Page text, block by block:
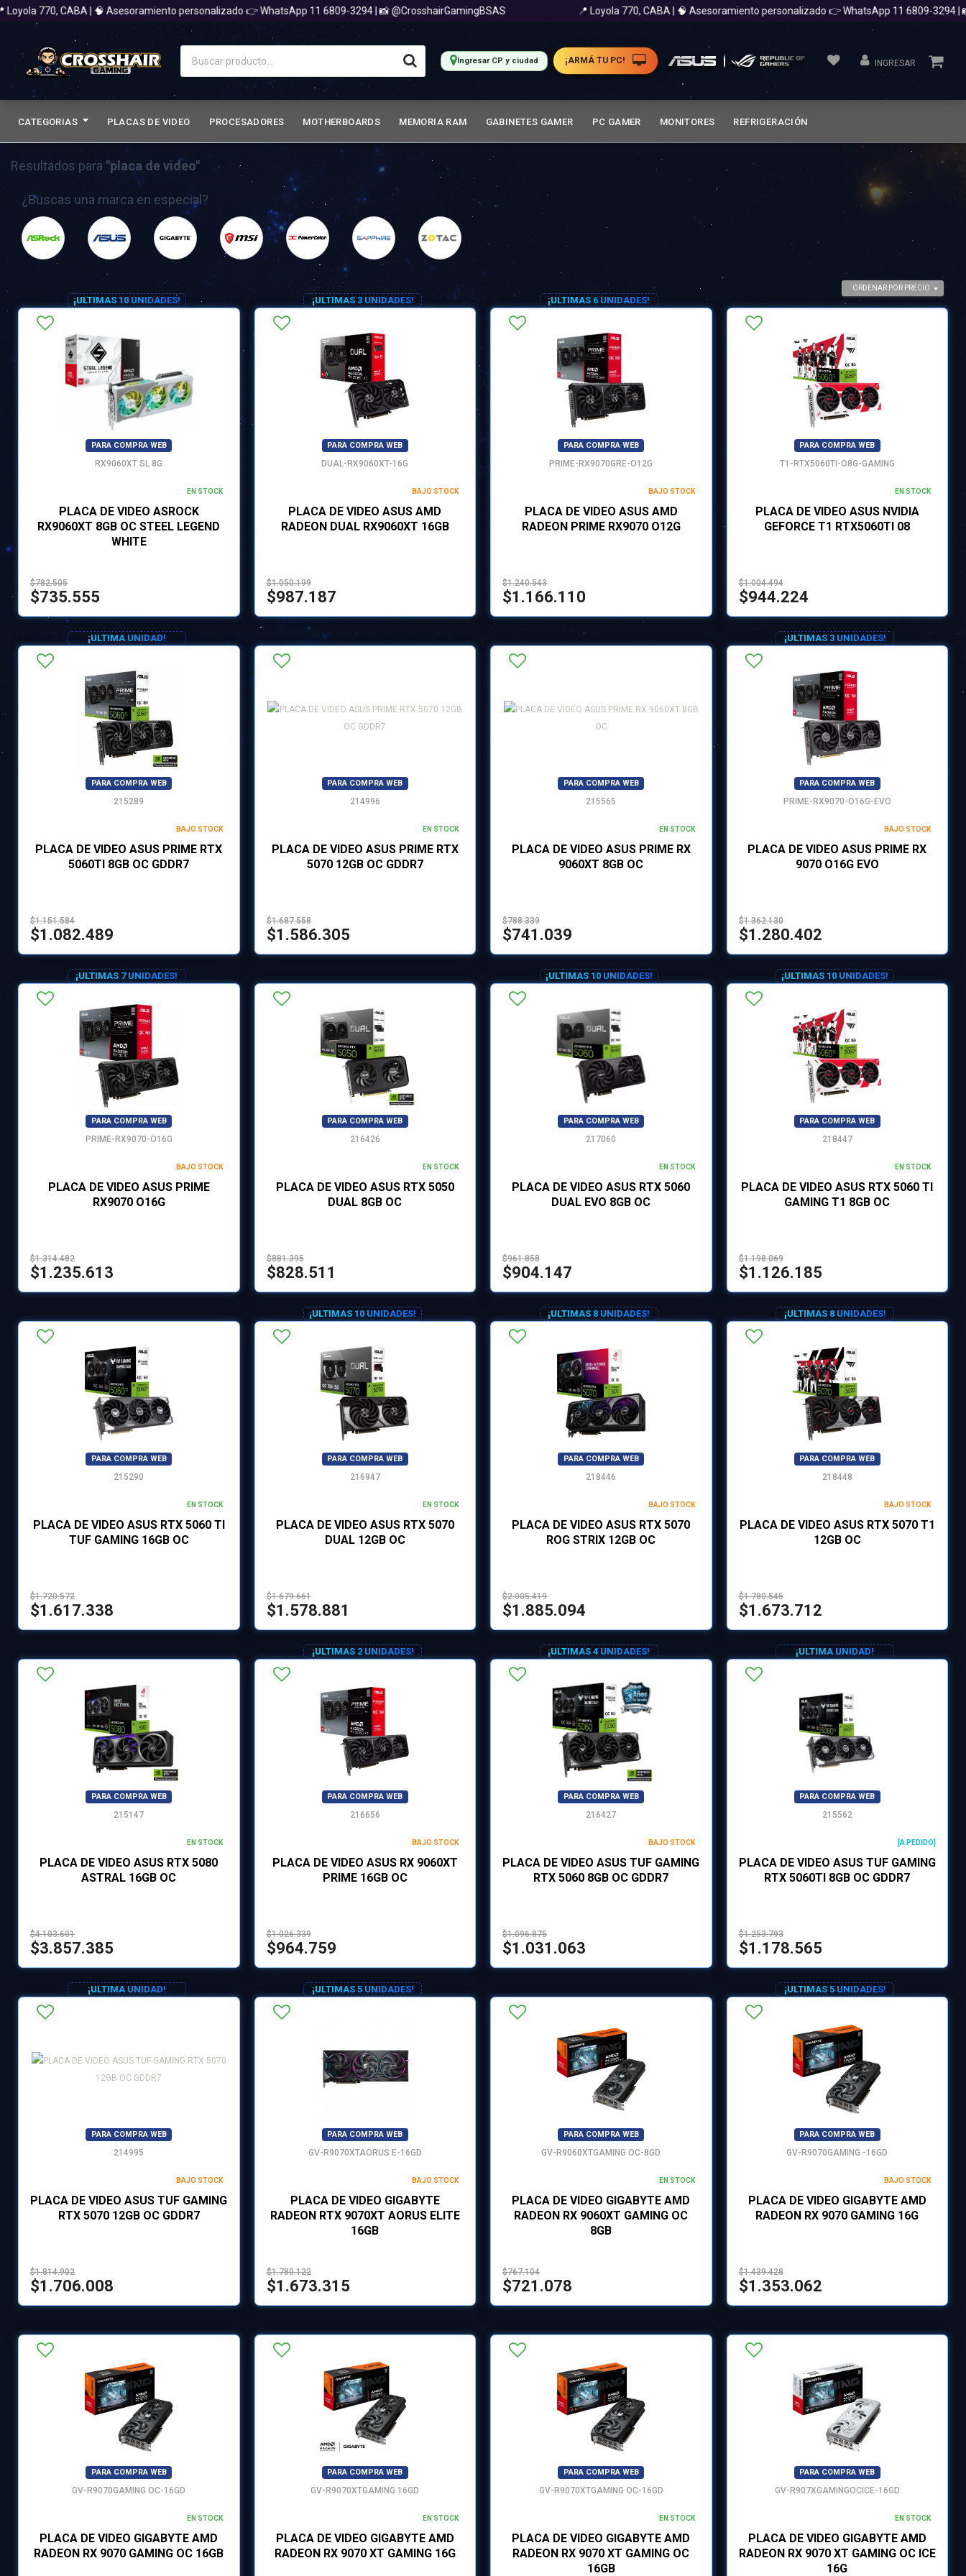
CABA | 🧠 Asesoramiento personalizado 👉 WhatsApp 11 6809-3294 | 📸 @CrosshairGamingBSAS 📍 Loyola 770, CABA | 🧠 Asesoramiento personalizado 👉 WhatsApp 11 6809-3294 | 📸
Ingresar CP y ciudad ¡ARMÁ TU PC! INGRESAR
CATEGORIAS PLACAS DE VIDEO PROCESADORES MOTHERBOARDS MEMORIA RAM GABINETES GAMER PC GAMER MONITORES REFRIGERACIÓN
Resultados para "placa de video"
¿Buscas una marca en especial?
ORDENAR POR PRECIO
PARA COMPRA WEB
¡ULTIMAS 10 UNIDADES!
RX9060XT SL 8G
EN STOCK
PLACA DE VIDEO ASROCK
RX9060XT 8GB OC STEEL LEGEND
WHITE
$782.505
$735.555
PARA COMPRA WEB
¡ULTIMAS 3 UNIDADES!
DUAL-RX9060XT-16G
BAJO STOCK
PLACA DE VIDEO ASUS AMD
RADEON DUAL RX9060XT 16GB
$1.050.199
$987.187
PARA COMPRA WEB
¡ULTIMAS 6 UNIDADES!
PRIME-RX9070GRE-O12G
BAJO STOCK
PLACA DE VIDEO ASUS AMD
RADEON PRIME RX9070 O12G
$1.240.543
$1.166.110
PARA COMPRA WEB
T1-RTX5060TI-O8G-GAMING
EN STOCK
PLACA DE VIDEO ASUS NVIDIA
GEFORCE T1 RTX5060TI 08
$1.004.494
$944.224
PARA COMPRA WEB
¡ULTIMA UNIDAD!
215289
BAJO STOCK
PLACA DE VIDEO ASUS PRIME RTX
5060TI 8GB OC GDDR7
$1.151.584
$1.082.489
PARA COMPRA WEB
214996
EN STOCK
PLACA DE VIDEO ASUS PRIME RTX
5070 12GB OC GDDR7
$1.687.558
$1.586.305
PARA COMPRA WEB
215565
EN STOCK
PLACA DE VIDEO ASUS PRIME RX
9060XT 8GB OC
$788.339
$741.039
PARA COMPRA WEB
¡ULTIMAS 3 UNIDADES!
PRIME-RX9070-O16G-EVO
BAJO STOCK
PLACA DE VIDEO ASUS PRIME RX
9070 O16G EVO
$1.362.130
$1.280.402
PARA COMPRA WEB
¡ULTIMAS 7 UNIDADES!
PRIME-RX9070-O16G
BAJO STOCK
PLACA DE VIDEO ASUS PRIME
RX9070 O16G
$1.314.482
$1.235.613
PARA COMPRA WEB
216426
EN STOCK
PLACA DE VIDEO ASUS RTX 5050
DUAL 8GB OC
$881.395
$828.511
PARA COMPRA WEB
¡ULTIMAS 10 UNIDADES!
217060
EN STOCK
PLACA DE VIDEO ASUS RTX 5060
DUAL EVO 8GB OC
$961.858
$904.147
PARA COMPRA WEB
¡ULTIMAS 10 UNIDADES!
218447
EN STOCK
PLACA DE VIDEO ASUS RTX 5060 TI
GAMING T1 8GB OC
$1.198.069
$1.126.185
PARA COMPRA WEB
215290
EN STOCK
PLACA DE VIDEO ASUS RTX 5060 TI
TUF GAMING 16GB OC
$1.720.572
$1.617.338
PARA COMPRA WEB
¡ULTIMAS 10 UNIDADES!
216947
EN STOCK
PLACA DE VIDEO ASUS RTX 5070
DUAL 12GB OC
$1.679.661
$1.578.881
PARA COMPRA WEB
¡ULTIMAS 8 UNIDADES!
218446
BAJO STOCK
PLACA DE VIDEO ASUS RTX 5070
ROG STRIX 12GB OC
$2.005.419
$1.885.094
PARA COMPRA WEB
¡ULTIMAS 8 UNIDADES!
218448
BAJO STOCK
PLACA DE VIDEO ASUS RTX 5070 T1
12GB OC
$1.780.545
$1.673.712
PARA COMPRA WEB
215147
EN STOCK
PLACA DE VIDEO ASUS RTX 5080
ASTRAL 16GB OC
$4.103.601
$3.857.385
PARA COMPRA WEB
¡ULTIMAS 2 UNIDADES!
216656
BAJO STOCK
PLACA DE VIDEO ASUS RX 9060XT
PRIME 16GB OC
$1.026.339
$964.759
PARA COMPRA WEB
¡ULTIMAS 4 UNIDADES!
216427
BAJO STOCK
PLACA DE VIDEO ASUS TUF GAMING
RTX 5060 8GB OC GDDR7
$1.096.875
$1.031.063
PARA COMPRA WEB
¡ULTIMA UNIDAD!
215562
[A PEDIDO]
PLACA DE VIDEO ASUS TUF GAMING
RTX 5060TI 8GB OC GDDR7
$1.253.793
$1.178.565
PARA COMPRA WEB
¡ULTIMA UNIDAD!
214995
BAJO STOCK
PLACA DE VIDEO ASUS TUF GAMING
RTX 5070 12GB OC GDDR7
$1.814.902
$1.706.008
PARA COMPRA WEB
¡ULTIMAS 5 UNIDADES!
GV-R9070XTAORUS E-16GD
BAJO STOCK
PLACA DE VIDEO GIGABYTE
RADEON RTX 9070XT AORUS ELITE
16GB
$1.780.122
$1.673.315
PARA COMPRA WEB
GV-R9060XTGAMING OC-8GD
EN STOCK
PLACA DE VIDEO GIGABYTE AMD
RADEON RX 9060XT GAMING OC
8GB
$767.104
$721.078
PARA COMPRA WEB
¡ULTIMAS 5 UNIDADES!
GV-R9070GAMING -16GD
BAJO STOCK
PLACA DE VIDEO GIGABYTE AMD
RADEON RX 9070 GAMING 16G
$1.439.428
$1.353.062
PARA COMPRA WEB
GV-R9070GAMING OC-16GD
EN STOCK
PLACA DE VIDEO GIGABYTE AMD
RADEON RX 9070 GAMING OC 16GB
PARA COMPRA WEB
GV-R9070XTGAMING 16GD
EN STOCK
PLACA DE VIDEO GIGABYTE AMD
RADEON RX 9070 XT GAMING 16G
PARA COMPRA WEB
GV-R9070XTGAMING OC-16GD
EN STOCK
PLACA DE VIDEO GIGABYTE AMD
RADEON RX 9070 XT GAMING OC
16GB
PARA COMPRA WEB
GV-R907XGAMINGOCICE-16GD
EN STOCK
PLACA DE VIDEO GIGABYTE AMD
RADEON RX 9070 XT GAMING OC ICE
16G